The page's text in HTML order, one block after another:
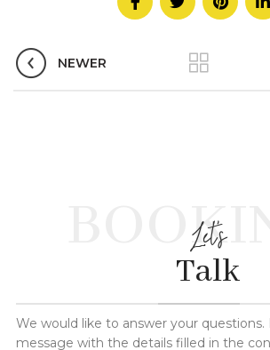
NEWER
Let's
Talk
We would like to answer your questions.
message with the details filled in the